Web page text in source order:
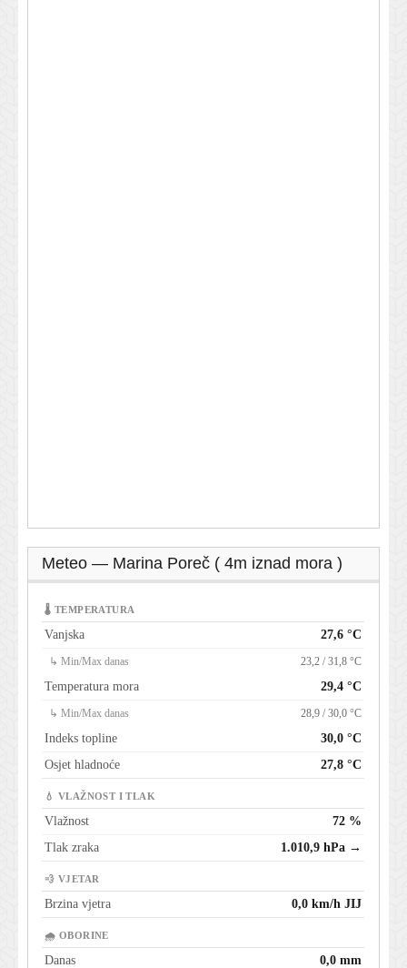
Meteo — Marina Poreč ( 4m iznad mora )
🌡 TEMPERATURA
Vanjska 27,6 °C
↳ Min/Max danas 23,2 / 31,8 °C
Temperatura mora 29,4 °C
↳ Min/Max danas 28,9 / 30,0 °C
Indeks topline
30,0 °C
Osjet hladnoće
27,8 °C
💧 VLAŽNOST I TLAK
Vlažnost
72 %
Tlak zraka
1.010,9 hPa →
💨 VJETAR
Brzina vjetra 0,0 km/h JIJ
🌧 OBORINE
Danas
0,0 mm